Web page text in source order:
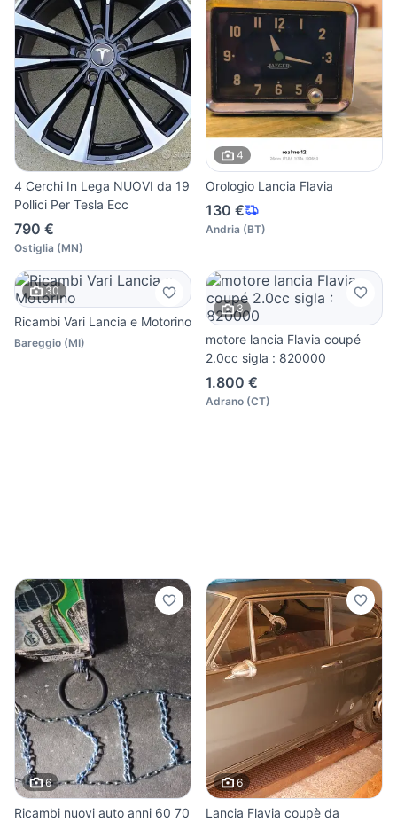
4 Cerchi In Lega NUOVI da 19
Pollici Per Tesla Ecc
790 €
Ostiglia (MN)
4
Orologio Lancia Flavia
130 €
Andria (BT)
30
Ricambi Vari Lancia e Motorino
Bareggio (MI)
3
motore lancia Flavia coupé
2.0cc sigla : 820000
1.800 €
Adrano (CT)
6
Ricambi nuovi auto anni 60 70
6
Lancia Flavia coupè da